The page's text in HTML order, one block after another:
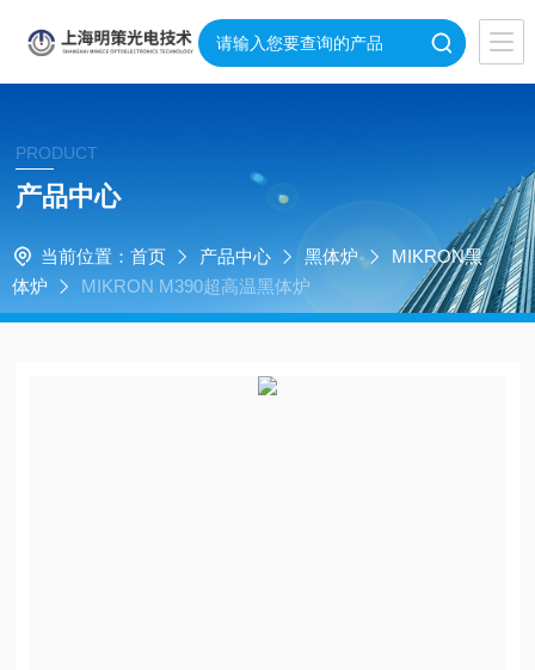
PRODUCT
产品中心
当前位置： 首页 产品中心 黑体炉
MIKRON黑
体炉
MIKRON M390超高温黑体炉